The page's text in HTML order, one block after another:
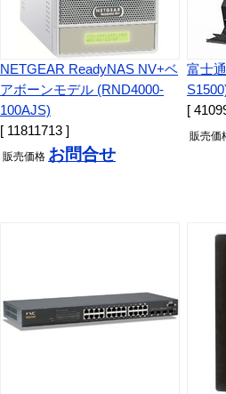
NETGEAR ReadyNAS NV+ベ
アボーンモデル (RND4000-
100AJS)
[ 11811713 ]
販売価格 お問合せ
富士
[
販売価